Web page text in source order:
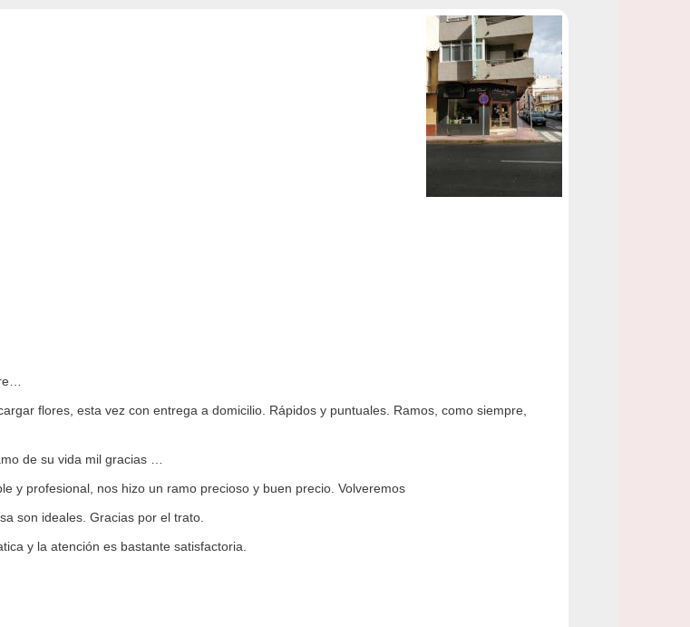
flores, esta vez con entrega a domicilio. Rápidos y puntuales. Ramos, como siempre,
de su vida mil gracias …
y profesional, nos hizo un ramo precioso y buen precio. Volveremos
son ideales. Gracias por el trato.
y la atención es bastante satisfactoria.